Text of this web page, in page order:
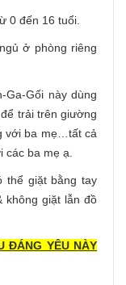
0 đến 16 tuổi.
ở phòng riêng
Ga-Gối này dùng
trải trên giường
với ba mẹ…tất cả
các ba mẹ ạ.
thể giặt bằng tay
không giặt lẫn đồ
ĐÁNG YÊU NÀY